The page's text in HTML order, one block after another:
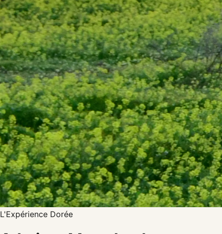
L'Expérience Dorée